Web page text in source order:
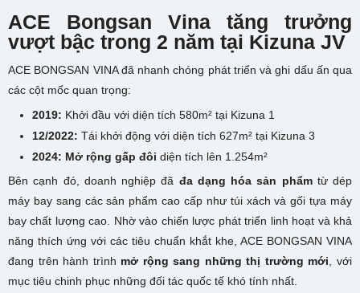
ACE Bongsan Vina tăng trưởng
vượt bậc trong 2 năm tại Kizuna JV
ACE BONGSAN VINA đã nhanh chóng phát triển và ghi dấu ấn qua
các cột mốc quan trọng:
2019: Khởi đầu với diện tích 580m² tại Kizuna 1
12/2022: Tái khởi động với diện tích 627m² tại Kizuna 3
2024: Mở rộng gấp đôi diện tích lên 1.254m²
Bên cạnh đó, doanh nghiệp đã đa dạng hóa sản phẩmtừ dép
máy bay sang các sản phẩm cao cấp như túi xách và gối tựa máy
bay chất lượng cao. Nhờ vào chiến lược phát triển linh hoạt và khả
năng thích ứng với các tiêu chuẩn khắt khe, ACE BONGSAN VINA
đang trên hành trình mở rộng sang những thị trường mới , với
mục tiêu chinh phục những đối tác quốc tế khó tính nhất.